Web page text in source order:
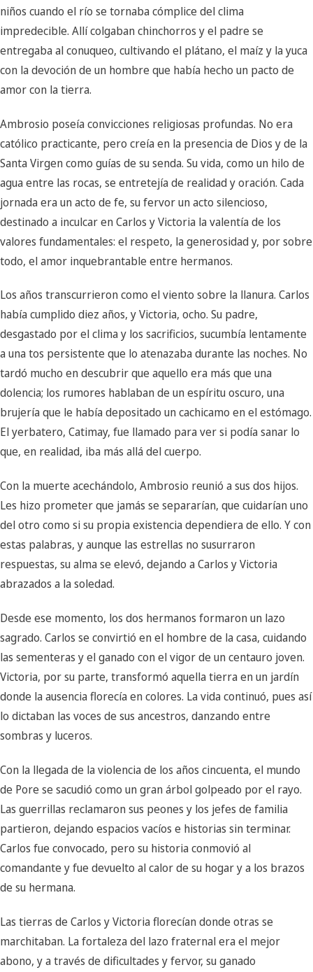
niños cuando el río se tornaba cómplice del clima
impredecible. Allí colgaban chinchorros y el padre se
entregaba al conuqueo, cultivando el plátano, el maíz y la yuca
con la devoción de un hombre que había hecho un pacto de
amor con la tierra.
Ambrosio poseía convicciones religiosas profundas. No era
católico practicante, pero creía en la presencia de Dios y de la
Santa Virgen como guías de su senda. Su vida, como un hilo de
agua entre las rocas, se entretejía de realidad y oración. Cada
jornada era un acto de fe, su fervor un acto silencioso,
destinado a inculcar en Carlos y Victoria la valentía de los
valores fundamentales: el respeto, la generosidad y, por sobre
todo, el amor inquebrantable entre hermanos.
Los años transcurrieron como el viento sobre la llanura. Carlos
había cumplido diez años, y Victoria, ocho. Su padre,
desgastado por el clima y los sacrificios, sucumbía lentamente
a una tos persistente que lo atenazaba durante las noches. No
tardó mucho en descubrir que aquello era más que una
dolencia; los rumores hablaban de un espíritu oscuro, una
brujería que le había depositado un cachicamo en el estómago.
El yerbatero, Catimay, fue llamado para ver si podía sanar lo
que, en realidad, iba más allá del cuerpo.
Con la muerte acechándolo, Ambrosio reunió a sus dos hijos.
Les hizo prometer que jamás se separarían, que cuidarían uno
del otro como si su propia existencia dependiera de ello. Y con
estas palabras, y aunque las estrellas no susurraron
respuestas, su alma se elevó, dejando a Carlos y Victoria
abrazados a la soledad.
Desde ese momento, los dos hermanos formaron un lazo
sagrado. Carlos se convirtió en el hombre de la casa, cuidando
las sementeras y el ganado con el vigor de un centauro joven.
Victoria, por su parte, transformó aquella tierra en un jardín
donde la ausencia florecía en colores. La vida continuó, pues así
lo dictaban las voces de sus ancestros, danzando entre
sombras y luceros.
Con la llegada de la violencia de los años cincuenta, el mundo
de Pore se sacudió como un gran árbol golpeado por el rayo.
Las guerrillas reclamaron sus peones y los jefes de familia
partieron, dejando espacios vacíos e historias sin terminar.
Carlos fue convocado, pero su historia conmovió al
comandante y fue devuelto al calor de su hogar y a los brazos
de su hermana.
Las tierras de Carlos y Victoria florecían donde otras se
marchitaban. La fortaleza del lazo fraternal era el mejor
abono, y a través de dificultades y fervor, su ganado